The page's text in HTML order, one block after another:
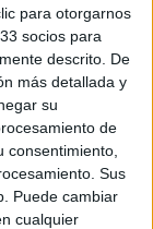
para otorgarnos
socios para
descrito. De
más detallada y
su
de
Sus
Puede cambiar
cualquier
la opción de
estarían los
Rey se jugará
‘Alfonso
inferior